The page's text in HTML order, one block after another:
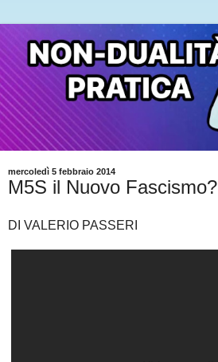
mercoledì 5 febbraio 2014
M5S il Nuovo Fascismo?
DI VALERIO PASSERI